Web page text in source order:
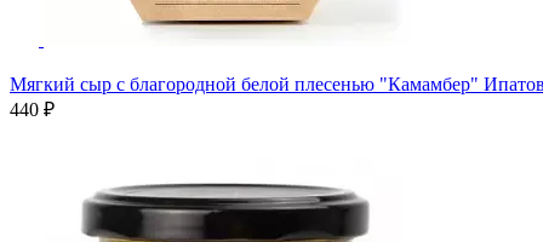
Мягкий сыр с благородной белой плесенью "Камамбер"
440 ₽